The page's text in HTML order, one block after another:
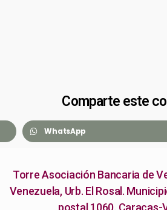
Comparte este
WhatsApp
Torre Asociación Bancaria de
Venezuela, Urb. El Rosal.
postal 1060. Caracas-